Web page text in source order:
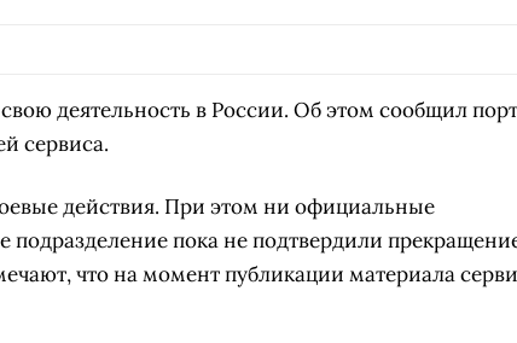
деятельность в России. Об этом сообщил
сервиса.
действия. При этом ни официальные
пока не подтвердили
что на момент публикации материала